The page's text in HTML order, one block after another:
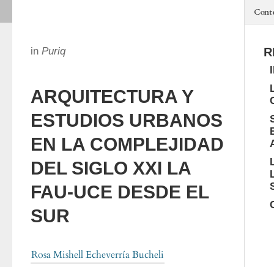
in Puriq
ARQUITECTURA Y
ESTUDIOS URBANOS
EN LA COMPLEJIDAD
DEL SIGLO XXI LA
FAU-UCE DESDE EL
SUR
Rosa Mishell Echeverría Bucheli